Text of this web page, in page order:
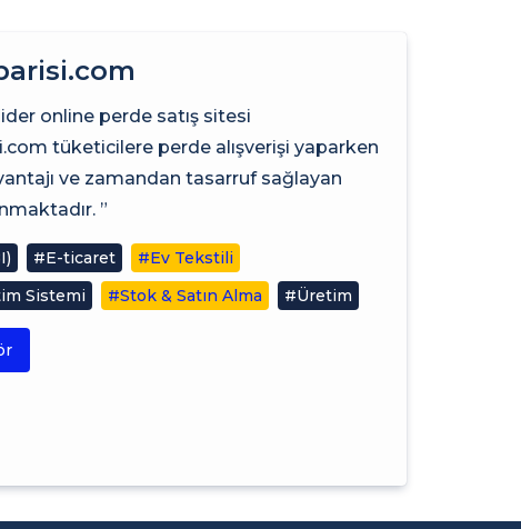
online perde satış sitesi
tüketicilere perde alışverişi yaparken
ve zamandan tasarruf sağlayan
”
#E-ticaret
#Ev Tekstili
Sistemi
#Stok & Satın Alma #Üretim